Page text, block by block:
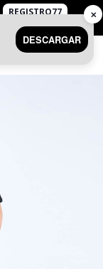
REGISTRO77
DESCARGAR
✕